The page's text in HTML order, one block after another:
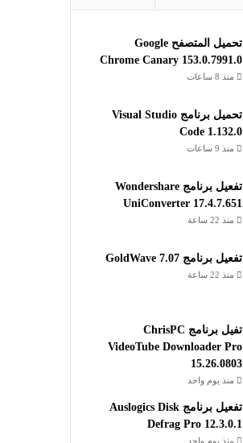
تحميل المتصفح Google
Chrome Canary 153.0.7991.0
منذ 8 ساعات
تحميل برنامج Visual Studio
Code 1.132.0
منذ 9 ساعات
تفعيل برنامج Wondershare
UniConverter 17.4.7.651
منذ 22 ساعة
تفعيل برنامج GoldWave 7.07
منذ 22 ساعة
تفيل برنامج ChrisPC
VideoTube Downloader Pro
15.26.0803
منذ يوم واحد
تفعيل برنامج Auslogics Disk
Defrag Pro 12.3.0.1
منذ يوم واحد